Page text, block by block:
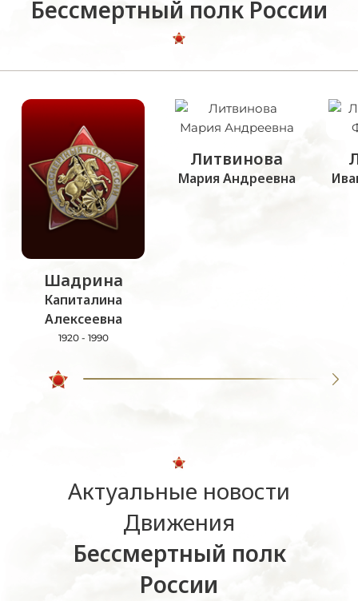
Бессмертный полк России
Шадрина
Капиталина
Алексеевна
1920 - 1990
Литвинова
Мария Андреевна
Актуальные новости
Движения
Бессмертный полк
России